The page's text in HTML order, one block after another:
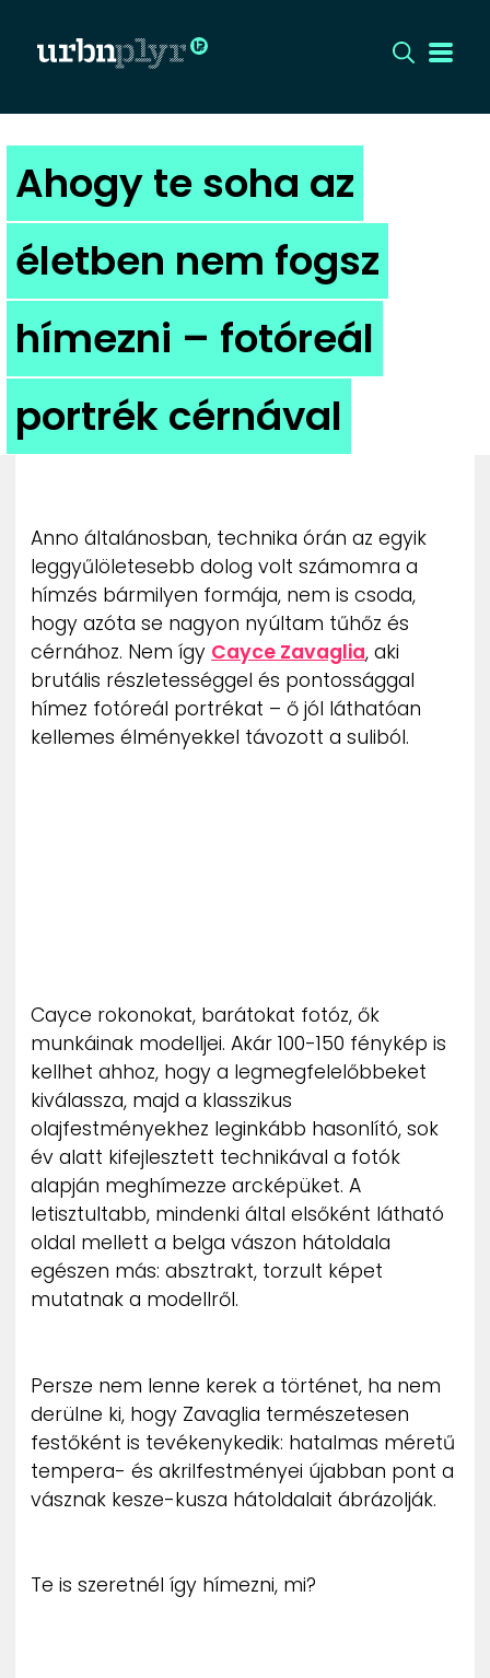
CÍMLAP
DIZÁJN
DIVAT
HIP
KULT
UTCA
ZENE
MÉDIAAJÁNLAT
IMPRESSZUM
PR-ARCHÍVUM
ADATKEZELÉSI TÁJÉKOZTATÓ
Ahogy te soha az
életben nem fogsz
hímezni – fotóreál
portrék cérnával
Anno általánosban, technika órán az egyik
leggyűlöletesebb dolog volt számomra a
hímzés bármilyen formája, nem is csoda,
hogy azóta se nagyon nyúltam tűhőz és
cérnához. Nem így Cayce Zavaglia, aki
brutális részletességgel és pontossággal
hímez fotóreál portrékat – ő jól láthatóan
kellemes élményekkel távozott a suliból.
Cayce rokonokat, barátokat fotóz, ők
munkáinak modelljei. Akár 100-150 fénykép is
kellhet ahhoz, hogy a legmegfelelőbbeket
kiválassza, majd a klasszikus
olajfestményekhez leginkább hasonlító, sok
év alatt kifejlesztett technikával a fotók
alapján meghímezze arcképüket. A
letisztultabb, mindenki által elsőként látható
oldal mellett a belga vászon hátoldala
egészen más: absztrakt, torzult képet
mutatnak a modellről.
Persze nem lenne kerek a történet, ha nem
derülne ki, hogy Zavaglia természetesen
festőként is tevékenykedik: hatalmas méretű
tempera- és akrilfestményei újabban pont a
vásznak kesze-kusza hátoldalait ábrázolják.
Te is szeretnél így hímezni, mi?